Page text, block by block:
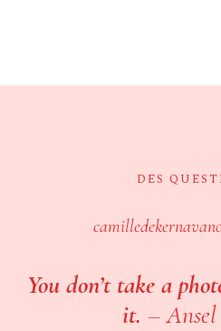
DES
You don’t take a
it. –